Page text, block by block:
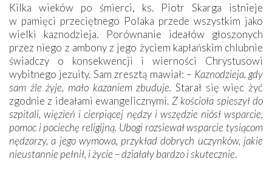
Kilka wieków po śmierci, ks. Piotr Skarga istnieje
w pamięci przeciętnego Polaka przede wszystkim jako
wielki kaznodzieja. Porównanie ideałów głoszonych
przez niego z ambony z jego życiem kapłańskim chlubnie
świadczy o konsekwencji i wierności Chrystusowi
wybitnego jezuity. Sam zresztą mawiał: – Kaznodzieja, gdy
sam źle żyje, mało kazaniem zbuduje. Starał się więc żyć
zgodnie z ideałami ewangelicznymi. Z kościoła spieszył do
szpitali, więzień i cierpiącej nędzy i wszędzie niósł wsparcie,
pomoc i pociechę religijną. Ubogi rozsiewał wsparcie tysiącom
nędzarzy, a jego wymowa, przykład dobrych uczynków, jakie
nieustannie pełnił, i życie – działały bardzo i skutecznie.